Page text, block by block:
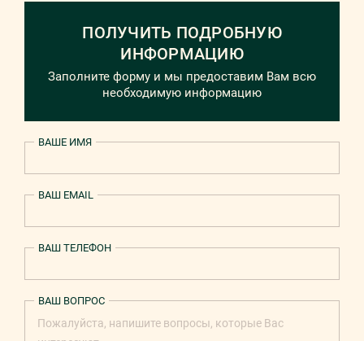
ПОЛУЧИТЬ ПОДРОБНУЮ
ИНФОРМАЦИЮ
Заполните форму и мы предоставим Вам всю
необходимую информацию
ВАШЕ ИМЯ
ВАШ EMAIL
ВАШ ТЕЛЕФОН
ВАШ ВОПРОС